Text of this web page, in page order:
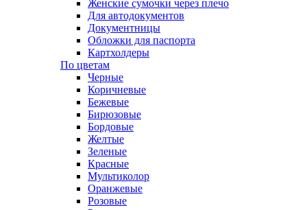
Женские сумочки через плечо
Для автодокументов
Документницы
Обложки для паспорта
Картхолдеры
По цветам
Черные
Коричневые
Бежевые
Бирюзовые
Бордовые
Желтые
Зеленые
Красные
Мультиколор
Оранжевые
Розовые